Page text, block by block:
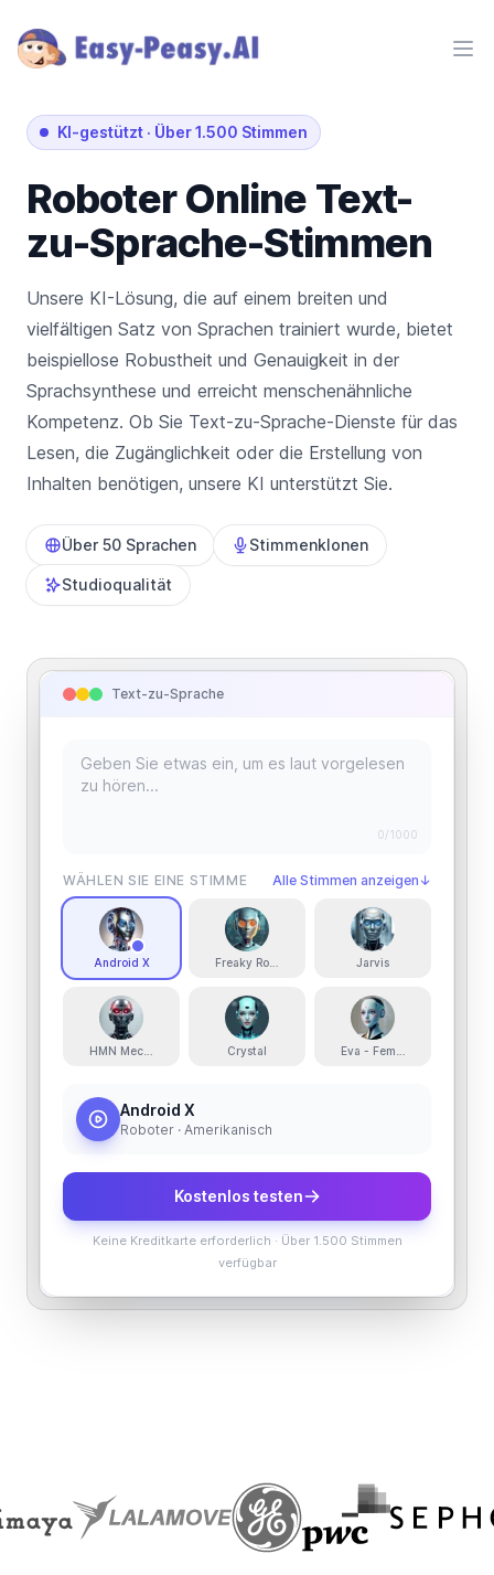
KI-gestützt · Über 1.500 Stimmen
Roboter Online Text-
zu-Sprache-Stimmen
Unsere KI-Lösung, die auf einem breiten und
vielfältigen Satz von Sprachen trainiert wurde, bietet
beispiellose Robustheit und Genauigkeit in der
Sprachsynthese und erreicht menschenähnliche
Kompetenz. Ob Sie Text-zu-Sprache-Dienste für das
Lesen, die Zugänglichkeit oder die Erstellung von
Inhalten benötigen, unsere KI unterstützt Sie.
Über 50 Sprachen Stimmenklonen
Studioqualität
Text-zu-Sprache
0/1000
WÄHLEN SIE EINE STIMME Alle Stimmen anzeigen ↓
Android X Freaky Robot Jarvis
HMN Mechanical Bot Crystal Eva - Female Robot / AI
Android X
Roboter · Amerikanisch
Kostenlos testen
Keine Kreditkarte erforderlich · Über 1.500 Stimmen
verfügbar